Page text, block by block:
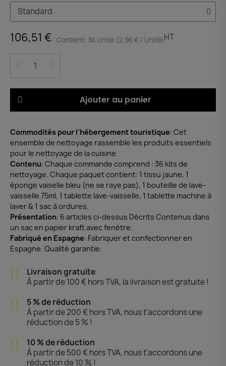
106,51 € Contient: 36 Unité (2,96 € / Unité)HT
Ajouter au panier
Commodités pour l’hébergement touristique: Cet
ensemble de nettoyage rassemble les produits essentiels
pour le nettoyage de la cuisine.
Contenu: Chaque commande comprend : 36 kits de
nettoyage. Chaque paquet contient: 1 tissu jaune, 1
éponge vaiselle bleu (ne se raye pas), 1 bouteille de lave-
vaisselle 75ml, 1 tablette lave-vaisselle, 1 tablette machine à
laver & 1 sac à ordures.
Présentation: 6 articles ci-dessus Décrits Contenus dans
un sac en papier kraft avec fenêtre.
Fabriqué en Espagne: Fabriquer et confectionner en
Espagne. Qualité garantie.
Livraison gratuite
À partir de 100 € hors TVA, la livraison est gratuite !
5 % de réduction
À partir de 200 € hors TVA, nous t'accordons une
réduction de 5 % !
10 % de réduction
À partir de 500 € hors TVA, nous t'accordons une
réduction de 10 % !